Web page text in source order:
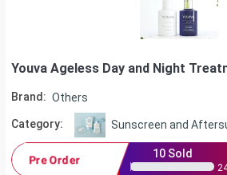
Youva Ageless Day and Night
Brand: Others
Category: Sunscreen and
Pre Order 10Sold